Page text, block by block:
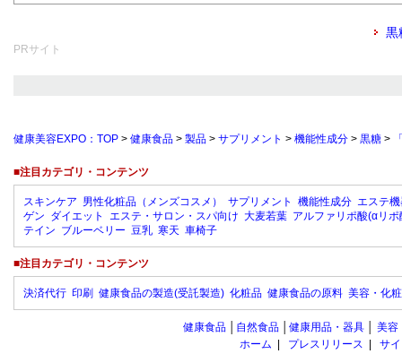
黒
PRサイト
健康美容EXPO：TOP > 健康食品 > 製品 > サプリメント > 機能性成分 > 黒糖 >
■注目カテゴリ・コンテンツ
スキンケア 男性化粧品（メンズコスメ） サプリメント 機能性成分 エステ
ゲン ダイエット エステ・サロン・スパ向け 大麦若葉 アルファリポ酸(αリポ
テイン ブルーベリー 豆乳 寒天 車椅子
■注目カテゴリ・コンテンツ
決済代行 印刷 健康食品の製造(受託製造) 化粧品 健康食品の原料 美容・化
健康食品 自然食品 健康用品・器具 美容
ホーム
プレスリリース
サ